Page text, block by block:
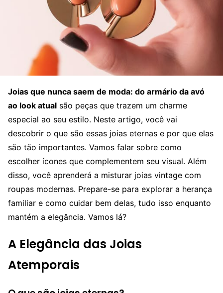
Joias que nunca saem de moda: do armário da avó
ao look atual são peças que trazem um charme
especial ao seu estilo. Neste artigo, você vai
descobrir o que são essas joias eternas e por que elas
são tão importantes. Vamos falar sobre como
escolher ícones que complementem seu visual. Além
disso, você aprenderá a misturar joias vintage com
roupas modernas. Prepare-se para explorar a herança
familiar e como cuidar bem delas, tudo isso enquanto
mantém a elegância. Vamos lá?
A Elegância das Joias
Atemporais